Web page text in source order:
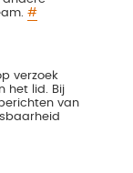
#
verzoek
het lid. Bij
van